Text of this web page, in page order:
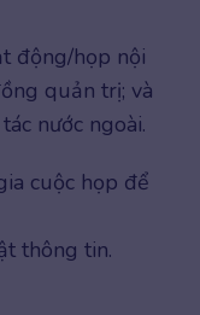
động/họp nội
quản trị; và
nước ngoài.
cuộc họp để
thông tin.